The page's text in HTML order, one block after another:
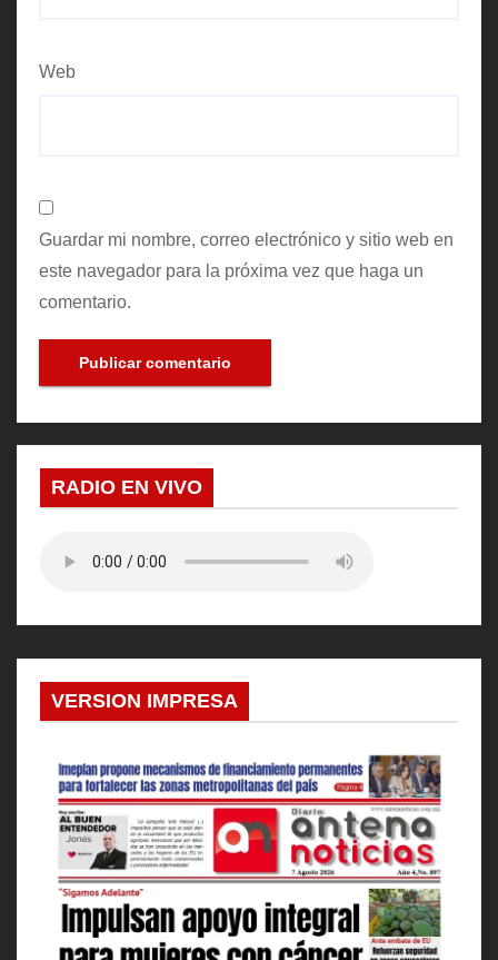
Web
Guardar mi nombre, correo electrónico y sitio web en
este navegador para la próxima vez que haga un
comentario.
RADIO EN VIVO
VERSION IMPRESA